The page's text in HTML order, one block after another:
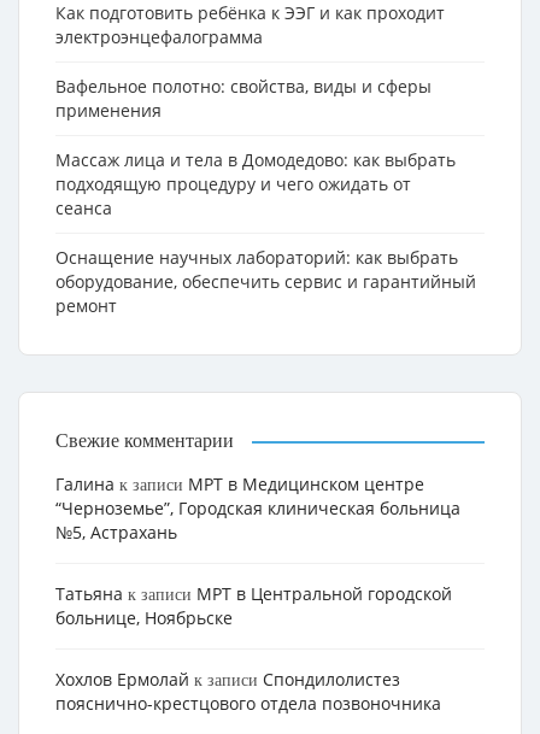
Как подготовить ребёнка к ЭЭГ и как проходит
электроэнцефалограмма
Вафельное полотно: свойства, виды и сферы
применения
Массаж лица и тела в Домодедово: как выбрать
подходящую процедуру и чего ожидать от
сеанса
Оснащение научных лабораторий: как выбрать
оборудование, обеспечить сервис и гарантийный
ремонт
Свежие комментарии
Галина к записи МРТ в Медицинском центре
“Черноземье”, Городская клиническая больница
№5, Астрахань
Татьяна к записи МРТ в Центральной городской
больнице, Ноябрьске
Хохлов Ермолай к записи Cпондилолистез
пояснично-крестцового отдела позвоночника